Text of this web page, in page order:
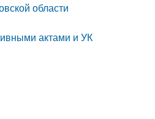
области
актами и УК